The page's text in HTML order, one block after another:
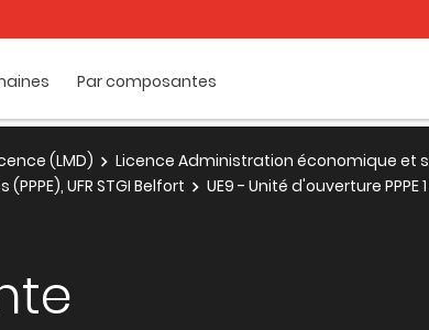
Par composantes
(LMD)
Licence Administration économique et
UFR STGI Belfort
UE9 - Unité d'ouverture PPPE 1